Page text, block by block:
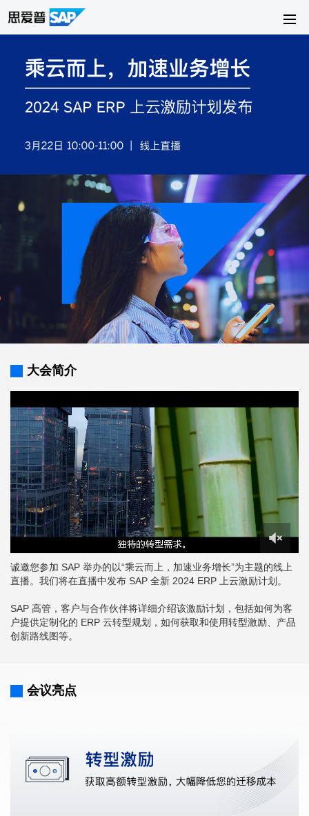
大会简介
诚邀您参加 SAP 举办的以“乘云而上，加速业务增长”为主题的线上
直播。我们将在直播中发布 SAP 全新 2024 ERP 上云激励计划。
SAP 高管，客户与合作伙伴将详细介绍该激励计划，包括如何为客
户提供定制化的 ERP 云转型规划，如何获取和使用转型激励、产品
创新路线图等。
会议亮点